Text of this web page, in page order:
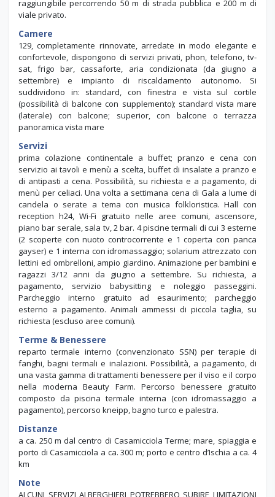
giardino e con vista sul Golfo di Napoli. Si compone di un corpo
centrale su quattro livelli e di una dependance esterna,
raggiungibile percorrendo 50 m di strada pubblica e 200 m di
viale privato.
Camere
129, completamente rinnovate, arredate in modo elegante e
confortevole, dispongono di servizi privati, phon, telefono, tv-
sat, frigo bar, cassaforte, aria condizionata (da giugno a
settembre) e impianto di riscaldamento autonomo. Si
suddividono in: standard, con finestra e vista sul cortile
(possibilità di balcone con supplemento); standard vista mare
(laterale) con balcone; superior, con balcone o terrazza
panoramica vista mare
Servizi
prima colazione continentale a buffet; pranzo e cena con
servizio ai tavoli e menù a scelta, buffet di insalate a pranzo e
di antipasti a cena. Possibilità, su richiesta e a pagamento, di
menù per celiaci. Una volta a settimana cena di Gala a lume di
candela o serate a tema con musica folkloristica. Hall con
reception h24, Wi-Fi gratuito nelle aree comuni, ascensore,
piano bar serale, sala tv, 2 bar. 4 piscine termali di cui 3 esterne
(2 scoperte con nuoto controcorrente e 1 coperta con panca
gayser) e 1 interna con idromassaggio; solarium attrezzato con
lettini ed ombrelloni, ampio giardino. Animazione per bambini e
ragazzi 3/12 anni da giugno a settembre. Su richiesta, a
pagamento, servizio babysitting e noleggio passeggini.
Parcheggio interno gratuito ad esaurimento; parcheggio
esterno a pagamento. Animali ammessi di piccola taglia, su
richiesta (escluso aree comuni).
Terme & Benessere
reparto termale interno (convenzionato SSN) per terapie di
fanghi, bagni termali e inalazioni. Possibilità, a pagamento, di
una vasta gamma di trattamenti benessere per il viso e il corpo
nella moderna Beauty Farm. Percorso benessere gratuito
composto da piscina termale interna (con idromassaggio a
pagamento), percorso kneipp, bagno turco e palestra.
Distanze
a ca. 250 m dal centro di Casamicciola Terme; mare, spiaggia e
porto di Casamicciola a ca. 300 m; porto e centro d’Ischia a ca. 4
km